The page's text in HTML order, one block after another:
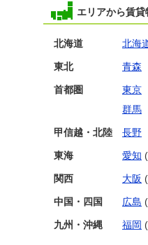
エリアから賃
北海道 北海
東北 青森
首都圏 東京
群馬
甲信越・北陸 長野
東海 愛知 (
関西 大阪 (
中国・四国 広島 (
九州・沖縄 福岡 (